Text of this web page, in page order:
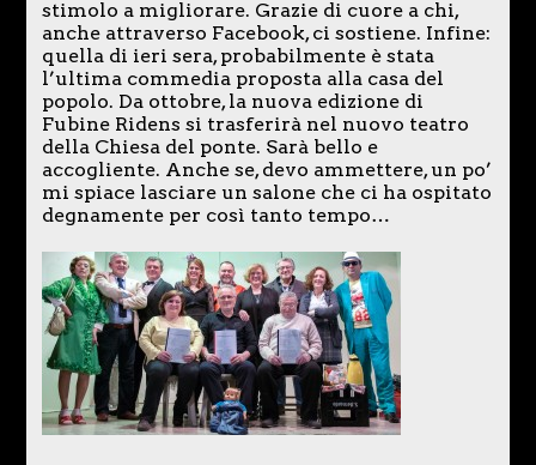
stimolo a migliorare. Grazie di cuore a chi,
anche attraverso Facebook, ci sostiene. Infine:
quella di ieri sera, probabilmente è stata
l’ultima commedia proposta alla casa del
popolo. Da ottobre, la nuova edizione di
Fubine Ridens si trasferirà nel nuovo teatro
della Chiesa del ponte. Sarà bello e
accogliente. Anche se, devo ammettere, un po’
mi spiace lasciare un salone che ci ha ospitato
degnamente per così tanto tempo…